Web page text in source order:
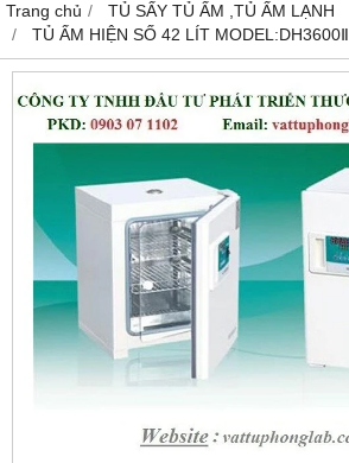
Trang chủ
TỦ SẤY TỦ ẤM ,TỦ ẤM LẠNH
TỦ ẤM HIỆN SỐ 42 LÍT MODEL:DH3600Ⅱ